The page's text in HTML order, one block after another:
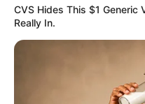
CVS Hides This $1 Generic
Really In.